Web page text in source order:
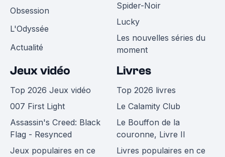
Obsession
L'Odyssée
Actualité
Spider-Noir
Lucky
Les nouvelles séries du
moment
Jeux vidéo
Top 2026 Jeux vidéo
007 First Light
Assassin's Creed: Black
Flag - Resynced
Jeux populaires en ce
Livres
Top 2026 livres
Le Calamity Club
Le Bouffon de la
couronne, Livre II
Livres populaires en ce